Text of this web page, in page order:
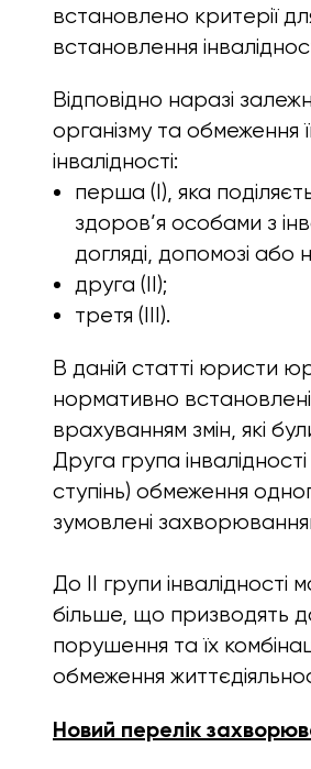
встановлено критерії
встановлення
Відповідно наразі
організму та обмеження
інвалідності:
перша (I), яка
здоров’я особами з
догляді, допомозі або
друга (II);
третя (III).
В даній статті юристи
нормативно встановлені
врахуванням змін, які
Друга група
ступінь) обмеження
зумовлені
До II групи
більше, що призводять
порушення та їх
обмеження
Новий перелік